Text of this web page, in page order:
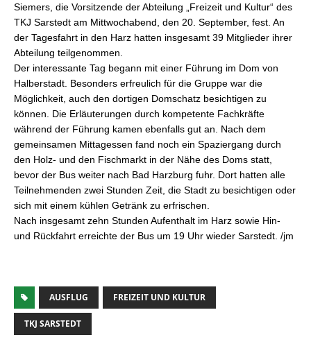
Siemers, die Vorsitzende der Abteilung „Freizeit und Kultur“ des
TKJ Sarstedt am Mittwochabend, den 20. September, fest. An
der Tagesfahrt in den Harz hatten insgesamt 39 Mitglieder ihrer
Abteilung teilgenommen.
Der interessante Tag begann mit einer Führung im Dom von
Halberstadt. Besonders erfreulich für die Gruppe war die
Möglichkeit, auch den dortigen Domschatz besichtigen zu
können. Die Erläuterungen durch kompetente Fachkräfte
während der Führung kamen ebenfalls gut an. Nach dem
gemeinsamen Mittagessen fand noch ein Spaziergang durch
den Holz- und den Fischmarkt in der Nähe des Doms statt,
bevor der Bus weiter nach Bad Harzburg fuhr. Dort hatten alle
Teilnehmenden zwei Stunden Zeit, die Stadt zu besichtigen oder
sich mit einem kühlen Getränk zu erfrischen.
Nach insgesamt zehn Stunden Aufenthalt im Harz sowie Hin-
und Rückfahrt erreichte der Bus um 19 Uhr wieder Sarstedt. /jm
AUSFLUG FREIZEIT UND KULTUR
TKJ SARSTEDT